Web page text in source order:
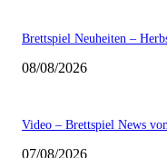
Brettspiel Neuheiten –
08/08/2026
Video – Brettspiel News
07/08/2026